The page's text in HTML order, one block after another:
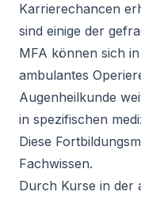
Karrierechancen
sind einige der
MFA können sich
ambulantes
Augenheilkunde
in spezifischen
Diese
Fachwissen.
Durch Kurse in der